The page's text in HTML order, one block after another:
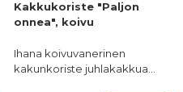
Kakkukoriste "Paljon
onnea", koivu
Ihana koivuvanerinen
kakunkoriste juhlakakkua…